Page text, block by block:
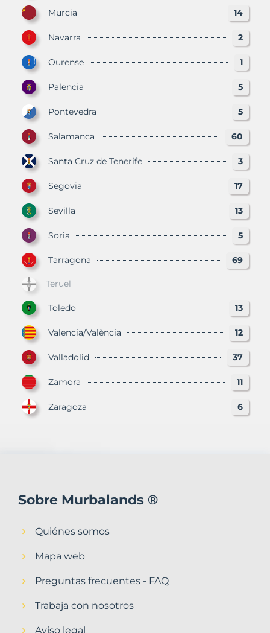
Murcia 14
Navarra 2
Ourense 1
Palencia 5
Pontevedra 5
Salamanca 60
Santa Cruz de Tenerife 3
Segovia 17
Sevilla 13
Soria 5
Tarragona 69
Teruel
Toledo 13
Valencia/València 12
Valladolid 37
Zamora 11
Zaragoza 6
Sobre Murbalands ®
Quiénes somos
Mapa web
Preguntas frecuentes - FAQ
Trabaja con nosotros
Aviso legal